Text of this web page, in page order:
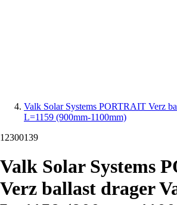
Valk Solar Systems PORTRAIT Verz
L=1159 (900mm-1100mm)
12300139
Valk Solar Systems
Verz ballast drager